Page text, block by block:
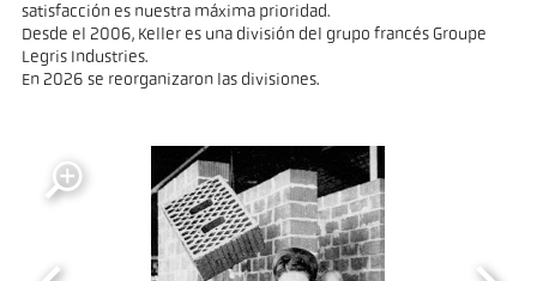
satisfacción es nuestra máxima prioridad.
Desde el 2006, Keller es una división del grupo francés Groupe
Legris Industries.
En 2026 se reorganizaron las divisiones.